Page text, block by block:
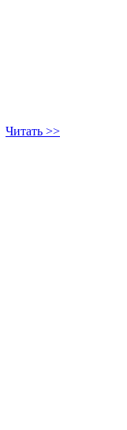
Читать >>